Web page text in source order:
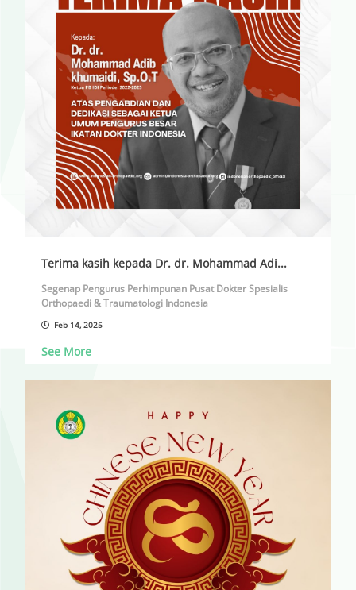
Terima kasih kepada Dr. dr. Mohammad Adi...
Segenap Pengurus Perhimpunan Pusat Dokter Spesialis
Orthopaedi & Traumatologi Indonesia
Mengucapkan
Terima kasih kepada
Pengurus Besar Ikatan Dokter Indonesia periode 2022-
2025
Sukses dan salam sehat ??
#ikatandokterindonesia#idi#satuiditerusmaju
#paboibersamaidi
Feb 14, 2025
See More